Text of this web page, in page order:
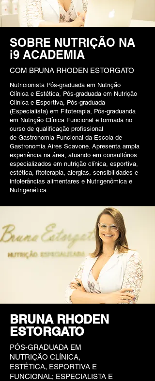
SOBRE NUTRIÇÃO NA
i9 ACADEMIA
COM BRUNA RHODEN ESTORGATO
Nutricionista Pós-graduada em Nutrição
Clínica e Estética, Pós-graduada em Nutrição
Clínica e Esportiva, Pós-graduada
(Especialista) em Fitoterapia, Pós-graduanda
em Nutrição Clínica Funcional e formada no
curso de qualificação profissional
de Gastronomia Funcional da Escola de
Gastronomia Aires Scavone. Apresenta ampla
experiência na área, atuando em consultórios
especializados em nutrição clínica, esportiva,
estética, fitoterapia, alergias, sensibilidades e
intolerâncias alimentares e Nutrigenômica e
Nutrigenética.
BRUNA RHODEN
ESTORGATO
PÓS-GRADUADA EM
NUTRIÇÃO CLÍNICA,
ESTÉTICA, ESPORTIVA E
FUNCIONAL; ESPECIALISTA E